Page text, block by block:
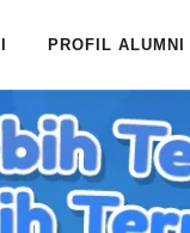
PROFIL ALUMNI